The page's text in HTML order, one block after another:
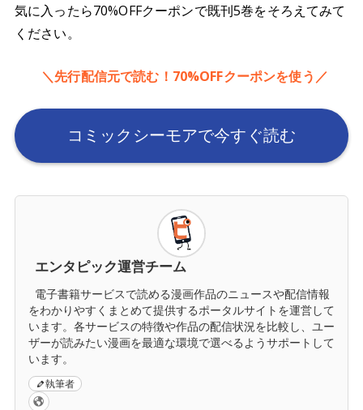
気に入ったら70%OFFクーポンで既刊5巻をそろえてみて
ください。
＼先行配信元で読む！70%OFFクーポンを使う／
コミックシーモアで今すぐ読む
エンタピック運営チーム
電子書籍サービスで読める漫画作品のニュースや配信情報
をわかりやすくまとめて提供するポータルサイトを運営して
います。各サービスの特徴や作品の配信状況を比較し、ユー
ザーが読みたい漫画を最適な環境で選べるようサポートして
います。
執筆者